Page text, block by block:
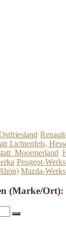
Lichtenfels,
Moormerland
Peugeot-
Mazda-
(Marke/Ort):
Suchen